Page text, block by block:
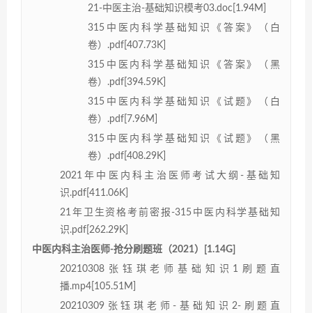
21-中医主治-基础知识模考03.doc[1.94M]
315中医内科学基础知识《答案》（白
卷）.pdf[407.73K]
315中医内科学基础知识《答案》（黑
卷）.pdf[394.59K]
315中医内科学基础知识《试题》（白
卷）.pdf[7.96M]
315中医内科学基础知识《试题》（黑
卷）.pdf[408.29K]
2021年中医内科主治医师考试大纲-基础知
识.pdf[411.06K]
21年卫生资格考前密报-315中医内科学基础知
识.pdf[262.29K]
中医内科主治医师-抢分刷题班（2021）[1.14G]
20210308张钰琪老师基础知识1刷题直
播.mp4[105.51M]
20210309张钰琪老师-基础知识2-刷题直